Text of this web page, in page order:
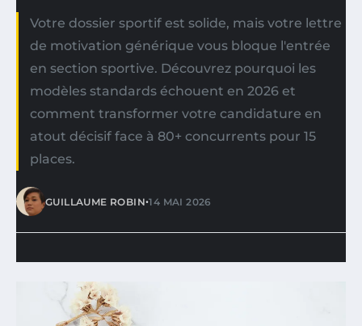
Votre dossier sportif est solide, mais votre lettre
de motivation générique vous bloque l'entrée
en section sportive. Découvrez pourquoi les
modèles standards échouent en 2026 et
comment transformer votre candidature en
atout décisif face à 80+ concurrents pour 15
places.
GUILLAUME ROBIN•14 MAI 2026